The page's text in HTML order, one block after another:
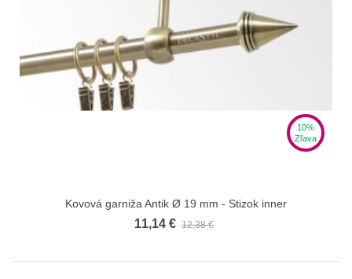
10%
Zľava
Kovová garniža Antik Ø 19 mm - Stizok inner
11,14 € 12,38 €